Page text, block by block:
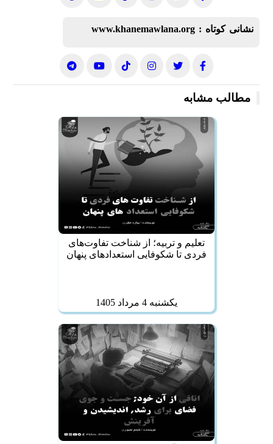
نشانی کوتاه :www.khanemawlana.org
مطالب مشابه
تعلیم و تربیه؛ از شناخت تفاوت‌های
فردی تا شکوفایی استعدادهای پنهان
يكشنبه 4 مرداد 1405